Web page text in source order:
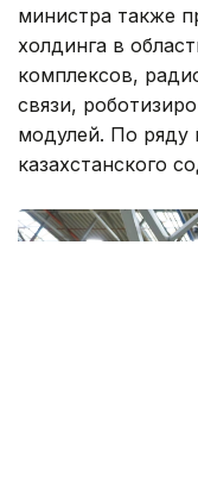
министра также
холдинга в
комплексов,
связи,
модулей. По ряду
казахстанского